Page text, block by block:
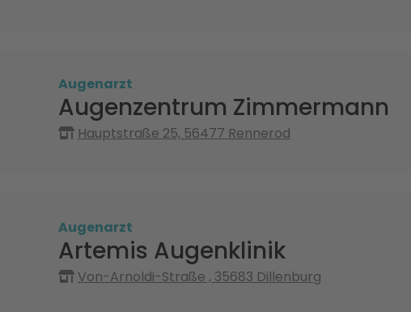
Augenarzt
Augenzentrum Zimmermann
Hauptstraße 25, 56477 Rennerod
Augenarzt
Artemis Augenklinik
Von-Arnoldi-Straße , 35683 Dillenburg